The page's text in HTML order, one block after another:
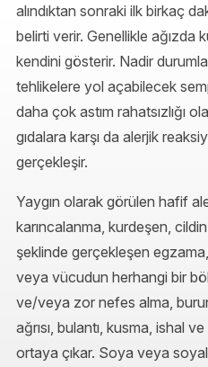
alındıktan sonraki ilk birkaç
belirti verir. Genellikle ağızda
kendini gösterir. Nadir
tehlikelere yol açabilecek
daha çok astım rahatsızlığı
gıdalara karşı da alerjik
gerçekleşir.
Yaygın olarak görülen hafif
karıncalanma, kurdeşen,
şeklinde gerçekleşen
veya vücudun herhangi bir
ve/veya zor nefes alma, burun
ağrısı, bulantı, kusma, ishal
ortaya çıkar. Soya veya